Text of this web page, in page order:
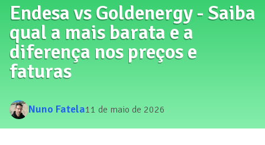
Endesa vs Goldenergy - Saiba
qual a mais barata e a
diferença nos preços e
faturas
Nuno Fatela11 de maio de 2026